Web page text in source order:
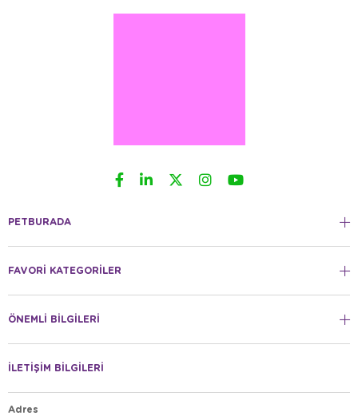
PETBURADA
FAVORİ KATEGORİLER
ÖNEMLİ BİLGİLERİ
İLETİŞİM BİLGİLERİ
Adres